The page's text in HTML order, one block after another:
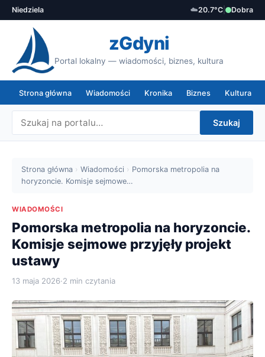
Niedziela ☁️20.7°C Dobra
zGdyni
Portal lokalny — wiadomości, biznes, kultura
Strona główna Wiadomości Kronika Biznes Kultura
Szukaj
Strona główna › Wiadomości › Pomorska metropolia na
horyzoncie. Komisje sejmowe…
WIADOMOŚCI
Pomorska metropolia na horyzoncie.
Komisje sejmowe przyjęły projekt
ustawy
13 maja 2026·2 min czytania